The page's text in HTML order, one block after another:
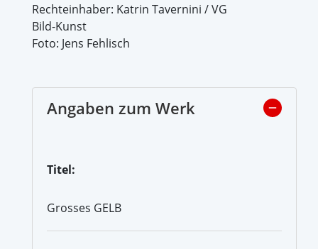
Rechteinhaber: Katrin Tavernini / VG
Bild-Kunst
Foto: Jens Fehlisch
Angaben zum Werk
Titel:
Grosses GELB